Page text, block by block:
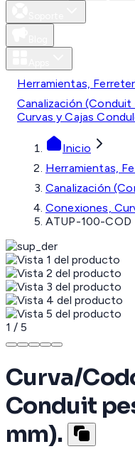
Herramientas,
Canalización (Conduit
Curvas y Cajas
Inicio
Herramientas,
Canalización
Conexiones,
ATUP-100-COD
1 / 5
Curva/
Conduit
mm).